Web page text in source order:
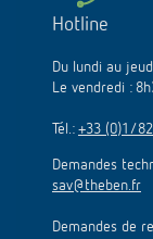
Hotline
Du lundi au
Le vendredi :
Tél.: +33 (0)1/
Demandes
sav@theben.fr
Demandes de